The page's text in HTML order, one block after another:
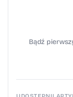
Bądź